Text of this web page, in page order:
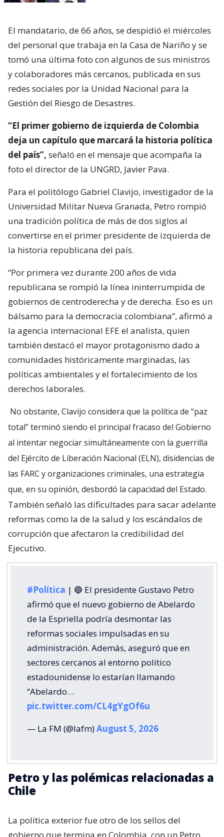
El mandatario, de 66 años, se despidió el miércoles
del personal que trabaja en la Casa de Nariño y se
tomó una última foto con algunos de sus ministros
y colaboradores más cercanos, publicada en sus
redes sociales por la Unidad Nacional para la
Gestión del Riesgo de Desastres.
“El primer gobierno de izquierda de Colombia
deja un capítulo que marcará la historia política
del país”, señaló en el mensaje que acompaña la
foto el director de la UNGRD, Javier Pava.
Para el politólogo Gabriel Clavijo, investigador de la
Universidad Militar Nueva Granada, Petro rompió
una tradición política de más de dos siglos al
convertirse en el primer presidente de izquierda de
la historia republicana del país.
“Por primera vez durante 200 años de vida
republicana se rompió la línea ininterrumpida de
gobiernos de centroderecha y de derecha. Eso es un
bálsamo para la democracia colombiana”, afirmó a
la agencia internacional EFE el analista, quien
también destacó el mayor protagonismo dado a
comunidades históricamente marginadas, las
políticas ambientales y el fortalecimiento de los
derechos laborales.
No obstante, Clavijo considera que la política de “paz
total” terminó siendo el principal fracaso del Gobierno
al intentar negociar simultáneamente con la guerrilla
del Ejército de Liberación Nacional (ELN), disidencias de
las FARC y organizaciones criminales, una estrategia
que, en su opinión, desbordó la capacidad del Estado.
También señaló las dificultades para sacar adelante
reformas como la de la salud y los escándalos de
corrupción que afectaron la credibilidad del
Ejecutivo.
#Política | 🔵 El presidente Gustavo Petro
afirmó que el nuevo gobierno de Abelardo
de la Espriella podría desmontar las
reformas sociales impulsadas en su
administración. Además, aseguró que en
sectores cercanos al entorno político
estadounidense lo estarían llamando
“Abelardo…
pic.twitter.com/CL4gYgOf6u
— La FM (@lafm)August 5, 2026
Petro y las polémicas relacionadas a
Chile
La política exterior fue otro de los sellos del
gobierno que termina en Colombia, con un Petro